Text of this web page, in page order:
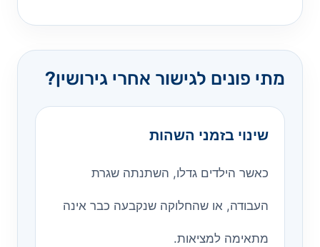
מתי פונים לגישור אחרי גירושין?
שינוי בזמני השהות
כאשר הילדים גדלו, השתנתה שגרת
העבודה, או שהחלוקה שנקבעה כבר אינה
מתאימה למציאות.